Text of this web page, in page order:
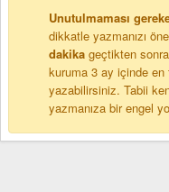
Unutulmaması
dikkatle yazmanızı
dakika geçtikten sonra
kuruma 3 ay içinde en
yazabilirsiniz. Tabii
yazmanıza bir engel